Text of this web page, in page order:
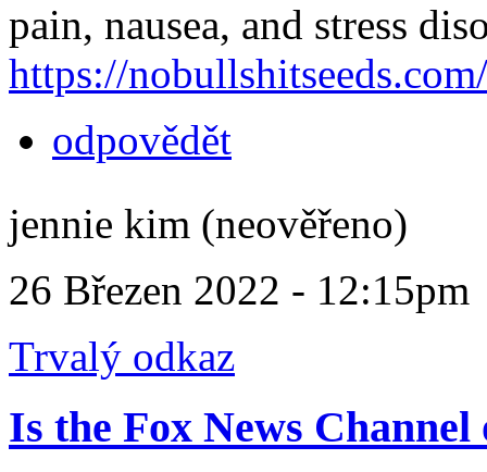
pain, nausea, and stress
https://
odpovědět
jennie kim (neověřeno)
26 Březen 2022 - 12:15pm
Trvalý odkaz
Is the Fox News